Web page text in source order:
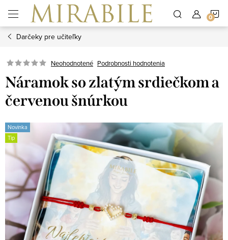
obsah
Darčeky pre učiteľky
Neohodnotené Podrobnosti hodnotenia
Náramok so zlatým srdiečkom a
červenou šnúrkou
Novinka
Tip